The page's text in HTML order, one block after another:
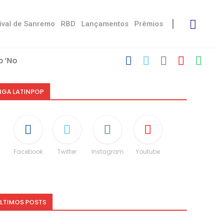
de Sanremo RBD Lançamentos Prêmios
Stress’
LATINPOP
Facebook Twitter Instagram Youtube
POSTS